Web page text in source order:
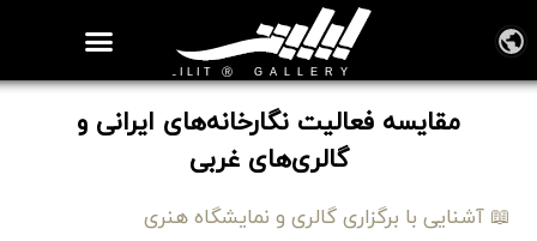
مقایسه فعالیت نگارخانه‌های ایرانی و
گالری‌های غربی
📖 آشنایی با برگزاری گالری و نمایشگاه هنری